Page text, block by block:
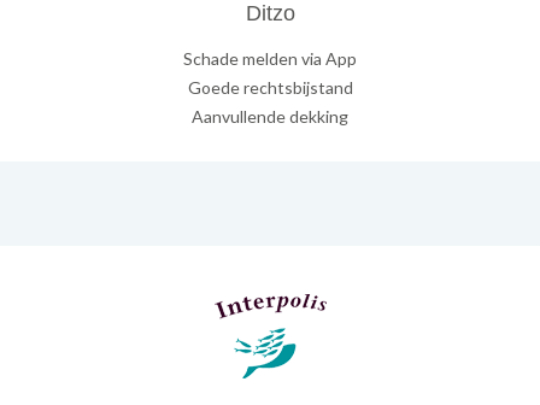
Ditzo
Schade melden via App
Goede rechtsbijstand
Aanvullende dekking